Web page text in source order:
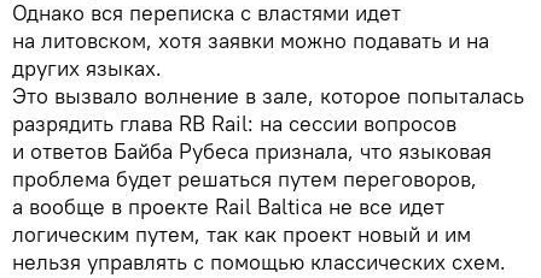
Однако вся переписка с властями идет
на литовском, хотя заявки можно подавать и на
других языках.
Это вызвало волнение в зале, которое попыталась
разрядить глава RB Rail: на сессии вопросов
и ответов Байба Рубеса признала, что языковая
проблема будет решаться путем переговоров,
а вообще в проекте Rail Baltica не все идет
логическим путем, так как проект новый и им
нельзя управлять с помощью классических схем.